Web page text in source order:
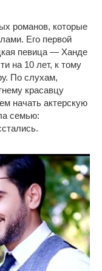
романов, которые
Его первой
певица — Ханде
на 10 лет, к тому
По слухам,
красавцу
начать актерскую
семью: